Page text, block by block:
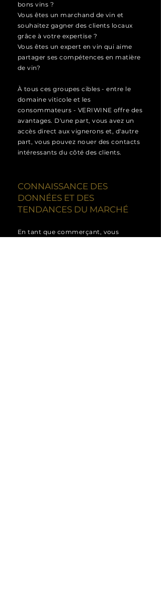
bons vins ?
Vous êtes un marchand de vin et
souhaitez gagner des clients locaux
grâce à votre expertise ?
Vous êtes un expert en vin qui aime
partager ses compétences en matière
de vin?
À tous ces groupes cibles - entre le
domaine viticole et les
consommateurs - VERIWINE offre des
avantages. D'une part, vous avez un
accès direct aux vignerons et, d'autre
part, vous pouvez nouer des contacts
intéressants du côté des clients.
CONNAISSANCE DES
DONNÉES ET DES
TENDANCES DU MARCHÉ
En tant que commerçant, vous